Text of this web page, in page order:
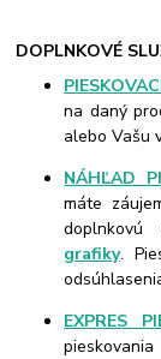
DOPLNKOVÉ
na daný
alebo Vašu
NÁHĽAD
máte
grafiky.
EXPRES
pieskovania